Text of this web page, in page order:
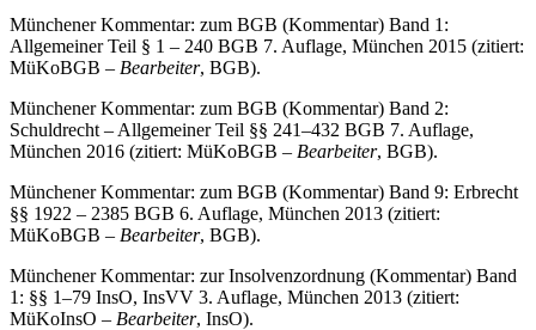
Münchener Kommentar: zum BGB (Kommentar) Band 1:
Allgemeiner Teil § 1 – 240 BGB 7. Auflage, München 2015 (zitiert:
MüKoBGB – Bearbeiter, BGB).
Münchener Kommentar: zum BGB (Kommentar) Band 2:
Schuldrecht – Allgemeiner Teil §§ 241–432 BGB 7. Auflage,
München 2016 (zitiert: MüKoBGB – Bearbeiter, BGB).
Münchener Kommentar: zum BGB (Kommentar) Band 9: Erbrecht
§§ 1922 – 2385 BGB 6. Auflage, München 2013 (zitiert:
MüKoBGB – Bearbeiter, BGB).
Münchener Kommentar: zur Insolvenzordnung (Kommentar) Band
1: §§ 1–79 InsO, InsVV 3. Auflage, München 2013 (zitiert:
MüKoInsO – Bearbeiter, InsO).